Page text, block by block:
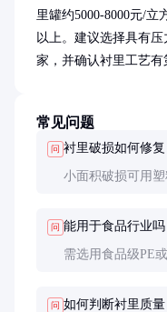
里罐约5000-8000元/立
以上。建议选择具有
家，并确认衬里工艺有
常见问题
问 衬里破损如何修复
小面积破损可用
问 能用于食品行业吗
需选用食品级PE
问 如何判断衬里质量